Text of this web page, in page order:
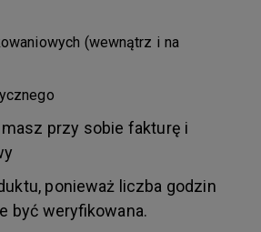
(wewnątrz i na
przy sobie fakturę i
ponieważ liczba godzin
być weryfikowana.